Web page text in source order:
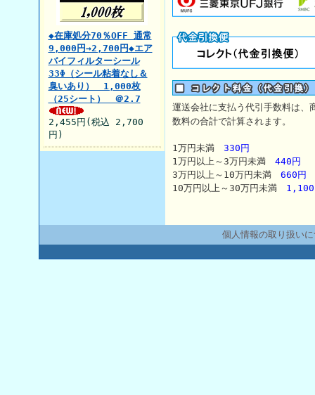
◆在庫処分70％OFF 通常
9,000円→2,700円◆エア
バイフィルターシール
33Φ（シール粘着なし＆
臭いあり） 1,000枚
（25シート） ＠2.7
2,455円(税込 2,700
円)
運送会社に支払う代引手数料は、
数料の合計で計算されます。
1万円未満 330円
1万円以上～3万円未満 440円
3万円以上～10万円未満 660円
10万円以上～30万円未満 1,100
個人情報の取り扱い